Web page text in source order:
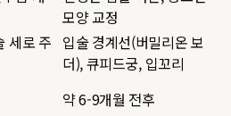
모양 교정
세로 주 입술 경계선(버밀리온 보
더), 큐피드궁, 입꼬리
약 6-9개월 전후